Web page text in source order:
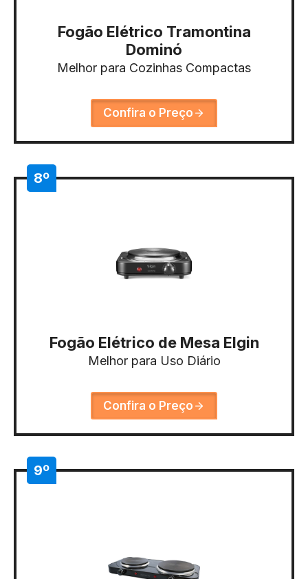
Fogão Elétrico Tramontina
Dominó
Melhor para Cozinhas Compactas
Confira o Preço
8º
Fogão Elétrico de Mesa Elgin
Melhor para Uso Diário
Confira o Preço
9º